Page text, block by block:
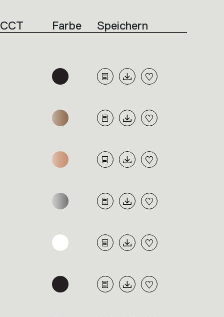
CCT Farbe Speichern